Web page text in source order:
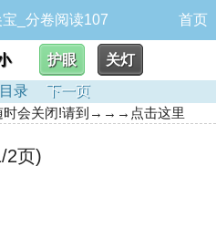
_分卷阅读107 首页
护眼
关灯
目录
下一页
时会关闭!请到→→→点击这里
页)